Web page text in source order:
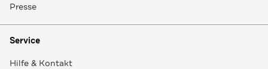
Presse
Service
Hilfe & Kontakt